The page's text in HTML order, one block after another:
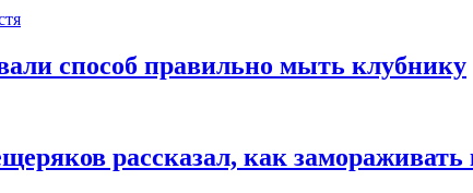
способ правильно мыть клубнику
рассказал, как замораживать